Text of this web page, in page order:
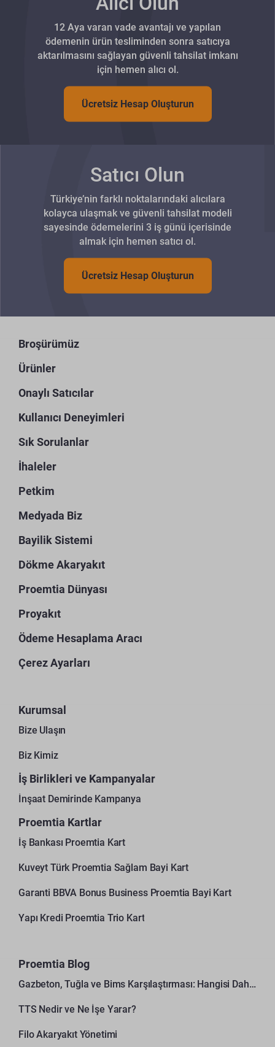
12 Aya varan vade avantajı ve yapılan
ödemenin ürün tesliminden sonra satıcıya
aktarılmasını sağlayan güvenli tahsilat imkanı
için hemen alıcı ol.
Ücretsiz Hesap Oluşturun
Satıcı Olun
Türkiye’nin farklı noktalarındaki alıcılara
kolayca ulaşmak ve güvenli tahsilat modeli
sayesinde ödemelerini 3 iş günü içerisinde
almak için hemen satıcı ol.
Ücretsiz Hesap Oluşturun
Broşürümüz
Ürünler
Onaylı Satıcılar
Kullanıcı Deneyimleri
Sık Sorulanlar
İhaleler
Petkim
Medyada Biz
Bayilik Sistemi
Dökme Akaryakıt
Proemtia Dünyası
Proyakıt
Ödeme Hesaplama Aracı
Çerez Ayarları
Kurumsal
Bize Ulaşın
Biz Kimiz
İş Birlikleri ve Kampanyalar
İnşaat Demirinde Kampanya
Proemtia Kartlar
İş Bankası Proemtia Kart
Kuveyt Türk Proemtia Sağlam Bayi Kart
Garanti BBVA Bonus Business Proemtia Bayi Kart
Yapı Kredi Proemtia Trio Kart
Proemtia Blog
Gazbeton, Tuğla ve Bims Karşılaştırması: Hangisi Daha Avantajlı?
TTS Nedir ve Ne İşe Yarar?
Filo Akaryakıt Yönetimi